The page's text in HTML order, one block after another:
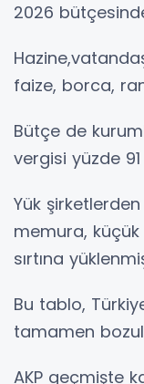
2026
faize, borca,
Bütçe de
vergisi yüzde 91
Yük
memura,
sırtına
Bu tablo,
tamamen
AKP geçmişte